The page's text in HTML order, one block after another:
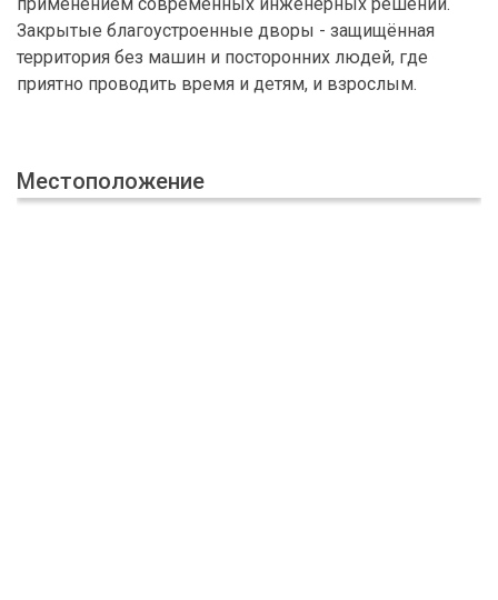
Закрытые благоустроенные дворы - защищённая
территория без машин и посторонних людей, где
приятно проводить время и детям, и взрослым.
Местоположение